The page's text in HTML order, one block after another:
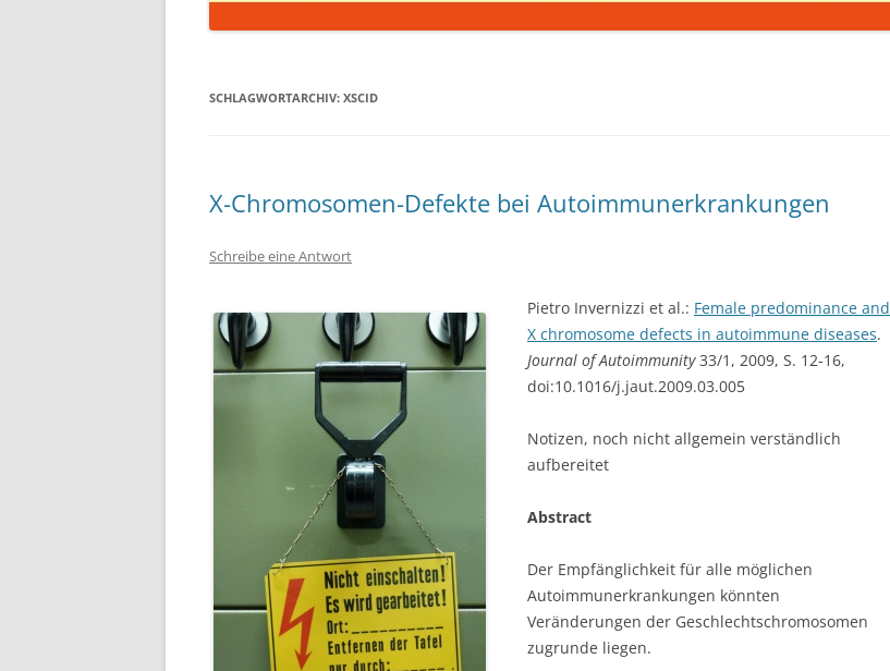
SCHLAGWORTARCHIV: XSCID
X-Chromosomen-Defekte bei Autoimmunerkrankungen
Schreibe eine Antwort
Pietro Invernizzi et al.: Female predominance and
X chromosome defects in autoimmune diseases.
Journal of Autoimmunity33/1, 2009, S. 12-16,
doi:10.1016/j.jaut.2009.03.005
Notizen, noch nicht allgemein verständlich
aufbereitet
Abstract
Der Empfänglichkeit für alle möglichen
Autoimmunerkrankungen könnten
Veränderungen der Geschlechtschromosomen
zugrunde liegen.